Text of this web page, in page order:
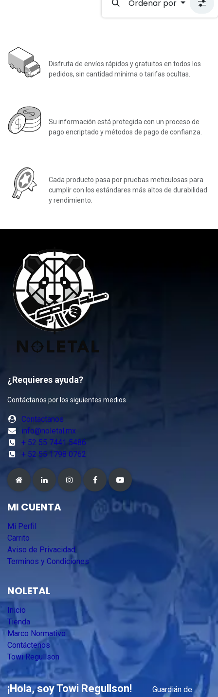
Ordenar por
Disfruta de envíos rápidos y gratuitos en todos los
pedidos, sin cantidad mínima o tarifas ocultas.
Su información está protegida con un proceso de
pago encriptado y métodos de pago de confianza.
Cada producto pasa por pruebas meticulosas para
cumplir con los estándares más altos de durabilidad
y rendimiento.
¿Requieres ayuda?
Contáctanos por los siguientes medios
Contactanos
info@noletal.mx
+ 52 55 7441 5486
+ 52 55 1798 0762
MI CUENTA
Mi Perfil
Carrito
Aviso de Privacidad
Terminos y Condiciones
NOLETAL
Inicio
Tienda
Marco Normativo
Contáctenos
Towi Regullson
¡Hola, soy Towi Regullson!
Guardián de